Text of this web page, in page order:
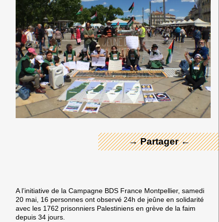
→ Partager ←
← Merci ! →
A l’initiative de la Campagne BDS France Montpellier, samedi
20 mai, 16 personnes ont observé 24h de jeûne en solidarité
avec les 1762 prisonniers Palestiniens en grève de la faim
depuis 34 jours.